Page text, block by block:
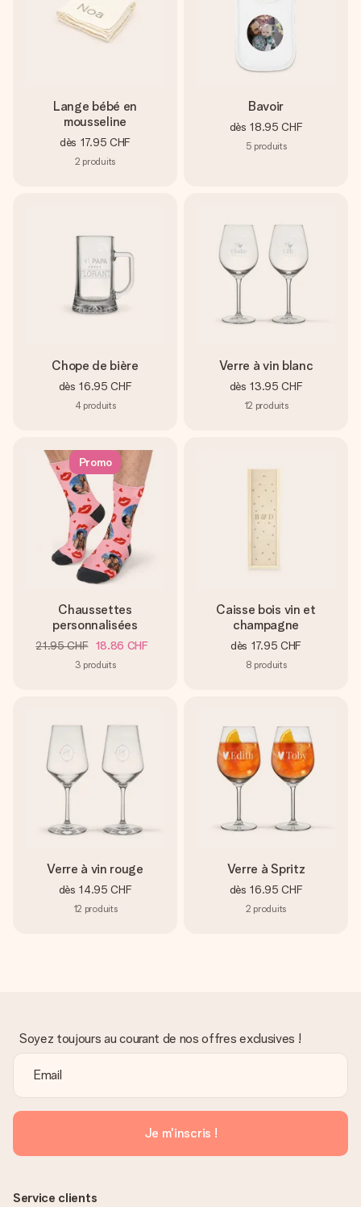
Lange bébé en
mousseline
dès 17.95 CHF
2 produits
Bavoir
dès 18.95 CHF
5 produits
Chope de bière
dès 16.95 CHF
4 produits
Verre à vin blanc
dès 13.95 CHF
12 produits
Promo
Chaussettes
personnalisées
21.95 CHF 18.86 CHF
3 produits
Caisse bois vin et
champagne
dès 17.95 CHF
8 produits
Verre à vin rouge
dès 14.95 CHF
12 produits
Verre à Spritz
dès 16.95 CHF
2 produits
Soyez toujours au courant de nos offres exclusives !
Je m'inscris !
Service clients